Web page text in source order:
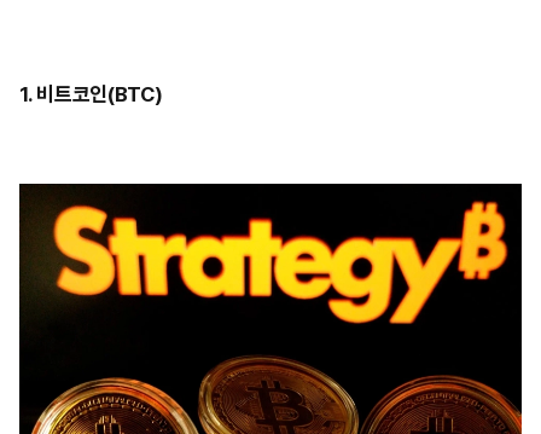
1. 비트코인(BTC)